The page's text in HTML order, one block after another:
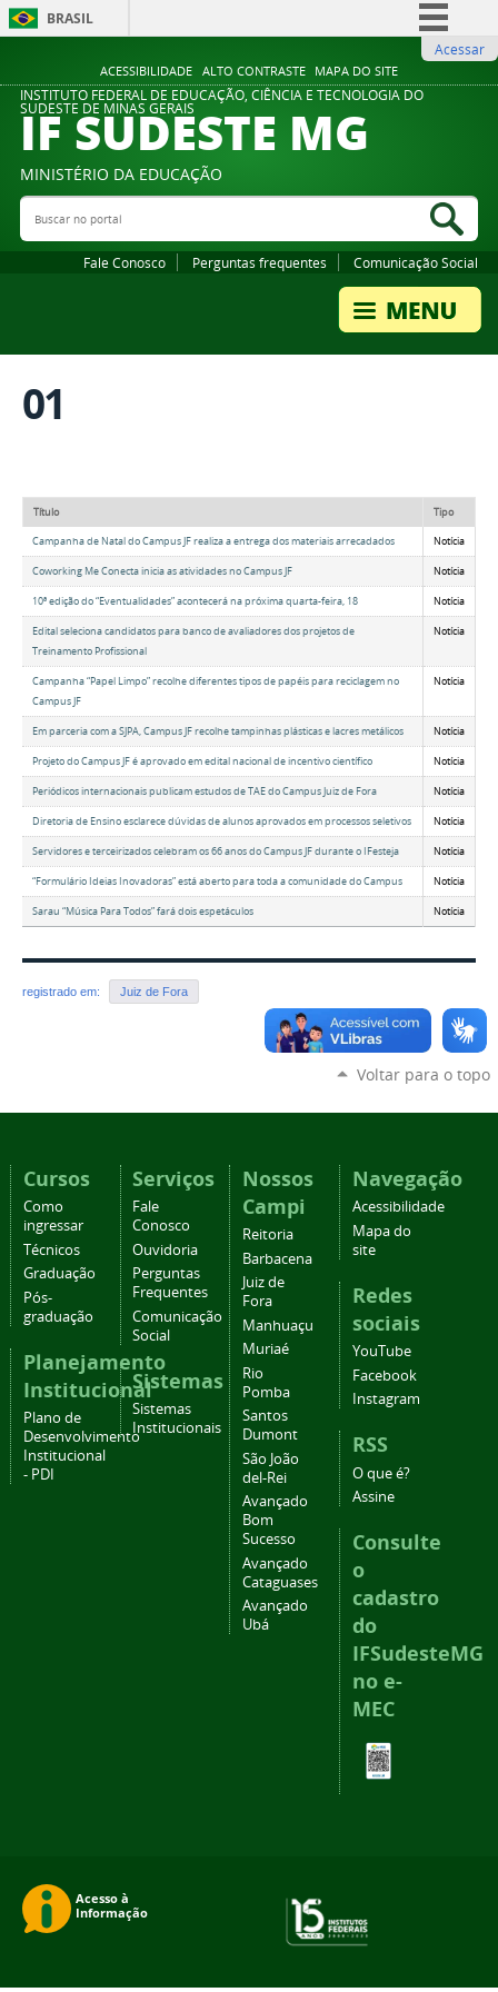
ACESSIBILIDADE ALTO CONTRASTE MAPA DO SITE
BRASIL
Comunica BR
Participe
Legislação
Acessar
INSTITUTO FEDERAL DE EDUCAÇÃO, CIÊNCIA E TECNOLOGIA DO
SUDESTE DE MINAS GERAIS
IF SUDESTE MG
MINISTÉRIO DA EDUCAÇÃO
Buscar no portal
Fale Conosco Perguntas frequentes Comunicação Social
01
Título Tipo
Campanha de Natal do Campus JF realiza a entrega dos materiais arrecadados Notícia
Coworking Me Conecta inicia as atividades no Campus JF Notícia
10ª edição do “Eventualidades” acontecerá na próxima quarta-feira, 18 Notícia
Edital seleciona candidatos para banco de avaliadores dos projetos de
Treinamento Profissional
Notícia
Campanha “Papel Limpo” recolhe diferentes tipos de papéis para reciclagem no
Campus JF
Notícia
Em parceria com a SJPA, Campus JF recolhe tampinhas plásticas e lacres metálicos Notícia
Projeto do Campus JF é aprovado em edital nacional de incentivo científico Notícia
Periódicos internacionais publicam estudos de TAE do Campus Juiz de Fora Notícia
Diretoria de Ensino esclarece dúvidas de alunos aprovados em processos seletivos Notícia
Servidores e terceirizados celebram os 66 anos do Campus JF durante o IFesteja Notícia
“Formulário Ideias Inovadoras” está aberto para toda a comunidade do Campus Notícia
Sarau “Música Para Todos” fará dois espetáculos Notícia
registrado em: Juiz de Fora
Voltar para o topo
Cursos
Como
ingressar
Técnicos
Graduação
Pós-
graduação
Planejamento
Institucional
Plano de
Desenvolvimento
Institucional
- PDI
Serviços
Fale
Conosco
Ouvidoria
Perguntas
Frequentes
Comunicação
Social
Sistemas
Sistemas
Institucionais
Nossos
Campi
Reitoria
Barbacena
Juiz de
Fora
Manhuaçu
Muriaé
Rio
Pomba
Santos
Dumont
São João
del-Rei
Avançado
Bom
Sucesso
Avançado
Cataguases
Avançado
Ubá
Navegação
Acessibilidade
Mapa do
site
Redes
sociais
YouTube
Facebook
Instagram
RSS
O que é?
Assine
Consulte
o
cadastro
do
IFSudesteMG
no e-
MEC